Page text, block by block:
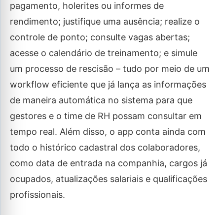
pagamento, holerites ou informes de
rendimento; justifique uma ausência; realize o
controle de ponto; consulte vagas abertas;
acesse o calendário de treinamento; e simule
um processo de rescisão – tudo por meio de um
workflow eficiente que já lança as informações
de maneira automática no sistema para que
gestores e o time de RH possam consultar em
tempo real. Além disso, o app conta ainda com
todo o histórico cadastral dos colaboradores,
como data de entrada na companhia, cargos já
ocupados, atualizações salariais e qualificações
profissionais.